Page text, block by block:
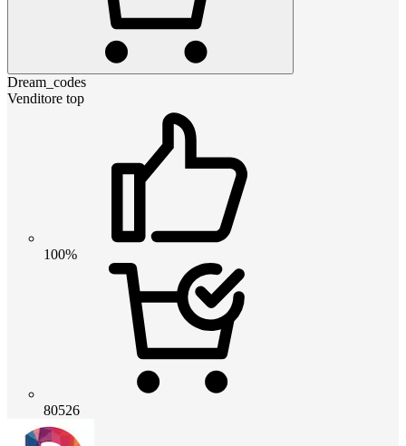
Dream_codes
Venditore top
100%
80526